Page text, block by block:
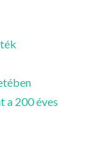
a 200 éves